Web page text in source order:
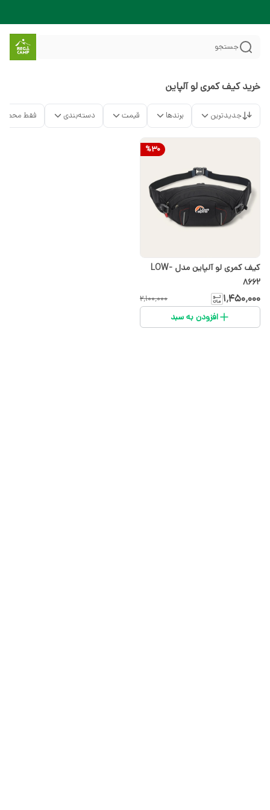
جستجو
خرید کیف کمری لو آلپاین
جدیدترین برندها قیمت دسته‌بندی فقط
%30
کیف کمری لو آلپاین مدل LOW-
8662
۱٬۴۵۰٬۰۰۰ ۲٬۱۰۰٬۰۰۰
افزودن به سبد